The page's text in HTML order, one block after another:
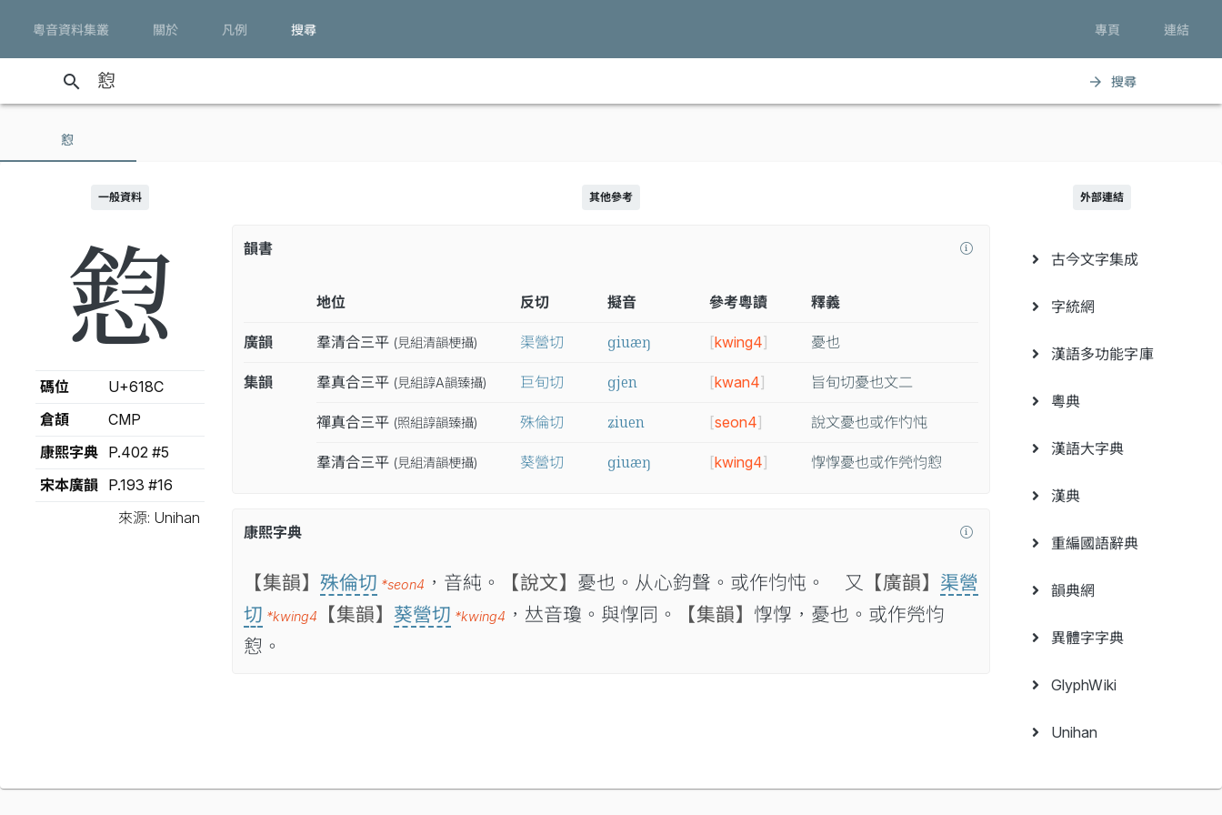
粵音資料集叢 關於 凡例 搜尋 專頁 連結
search arrow_forward 搜尋
憌
一般資料
憌
碼位
U+618C
倉頡
CMP
康熙字典
P.402 #5
宋本廣韻
P.193 #16
來源: Unihan
其他參考
韻書
地位 反切 擬音 參考粵讀 釋義
廣韻 羣清合三平 (見組清韻梗攝) 渠營切 ɡiuæŋ [kwing4] 憂也
集韻 羣真合三平 (見組諄A韻臻攝) 巨旬切 ɡjen [kwan4] 旨旬切憂也文二
禪真合三平 (照組諄韻臻攝) 殊倫切 ʑiuen [seon4] 說文憂也或作㣿忳
羣清合三平 (見組清韻梗攝) 葵營切 ɡiuæŋ [kwing4] 惸惸憂也或作焭𢗋憌
康熙字典
【集韻】 殊倫切 *seon4 ，音純。 【說文】 憂也。从心鈞聲。或作𢗋忳。 又 【廣韻】 渠營
切 *kwing4 【集韻】 葵營切 *kwing4 ，𠀤音瓊。與惸同。 【集韻】 惸惸，憂也。或作焭𢗋
憌。
外部連結
古今文字集成
字統網
漢語多功能字庫
粵典
漢語大字典
漢典
重編國語辭典
韻典網
異體字字典
GlyphWiki
Unihan